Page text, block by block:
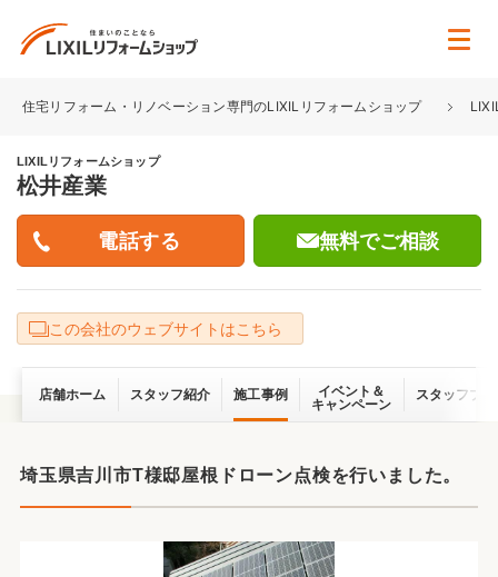
住宅リフォーム・リノベーション専門のLIXILリフォームショップ
LIXILリフォームショップ
松井産業
無料でご相談
この会社のウェブサイトはこちら
店舗ホーム スタッフ紹介 施工事例
イベント＆
キャンペーン
スタッフブ
埼玉県吉川市T様邸屋根ドローン点検を行いました。